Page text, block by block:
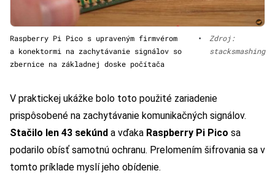
Raspberry Pi Pico s upraveným firmvérom
a konektormi na zachytávanie signálov so
zbernice na základnej doske počítača
•
Zdroj:
stacksmashing
V praktickej ukážke bolo toto použité zariadenie
prispôsobené na zachytávanie komunikačných signálov.
Stačilo len 43 sekúnd a vďaka Raspberry Pi Pico sa
podarilo obísť samotnú ochranu. Prelomením šifrovania sa v
tomto príklade myslí jeho obídenie.